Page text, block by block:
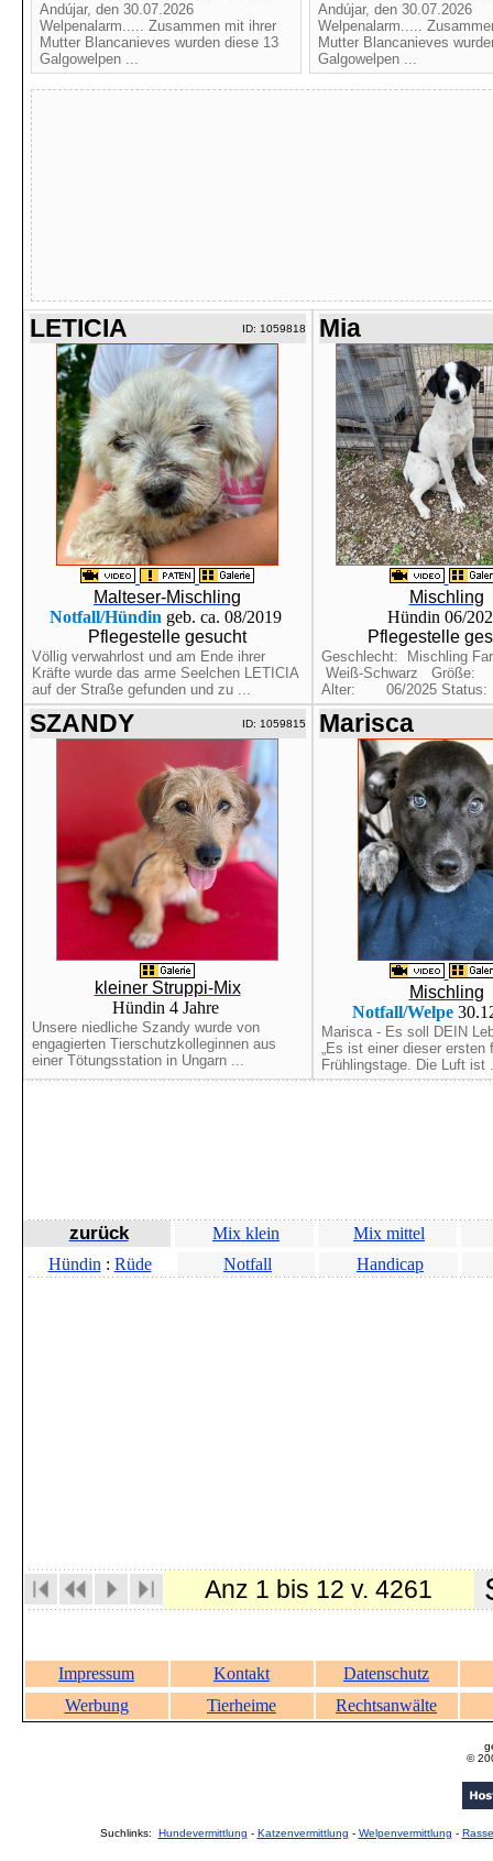
Andújar, den 30.07.2026
Welpenalarm..... Zusammen mit ihrer
Mutter Blancanieves wurden diese 13
Galgowelpen ...
Andújar, den 30.07.2026
Welpenalarm.....
Mutter Blancanieves
Galgowelpen ...
LETICIA ID: 1059818
Malteser-Mischling
Notfall/Hündin geb. ca. 08/2019
Pflegestelle gesucht
Völlig verwahrlost und am Ende ihrer
Kräfte wurde das arme Seelchen LETICIA
auf der Straße gefunden und zu ...
Mia
Mischling
Hündin 06/
Pflegestelle
Geschlecht: Mischling
Weiß-Schwarz
Alter: 06/2025
SZANDY ID: 1059815
kleiner Struppi-Mix
Hündin 4 Jahre
Unsere niedliche Szandy wurde von
engagierten Tierschutzkolleginnen aus
einer Tötungsstation in Ungarn ...
Marisca
Mischling
Notfall/Welpe
Marisca - Es soll DEIN
„Es ist einer dieser ersten
Frühlingstage. Die Luft ist
zurück Mix klein
Mix mittel
Hündin : Rüde Notfall Handicap
Anz 1 bis 12 v. 4261
Impressum Kontakt
Datenschutz
Werbung
Tierheime Rechtsanwälte
©
Suchlinks: Hundevermittlung - Katzenvermittlung - Welpenvermittlung -